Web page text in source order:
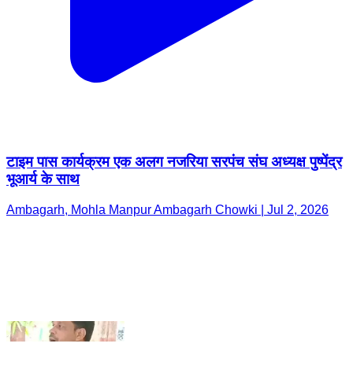
टाइम पास कार्यक्रम एक अलग नजरिया सरपंच संघ अध्यक्ष पुष्पेंद्र